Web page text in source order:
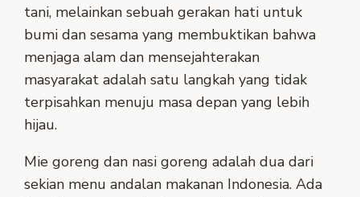
tani, melainkan sebuah gerakan hati untuk
bumi dan sesama yang membuktikan bahwa
menjaga alam dan mensejahterakan
masyarakat adalah satu langkah yang tidak
terpisahkan menuju masa depan yang lebih
hijau.
Mie goreng dan nasi goreng adalah dua dari
sekian menu andalan makanan Indonesia. Ada